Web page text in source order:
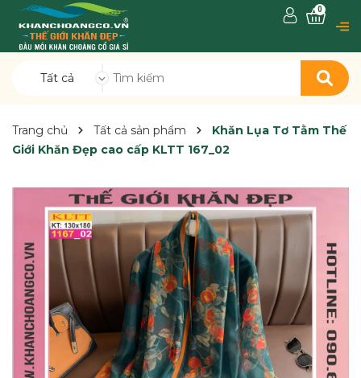
Tất cả
0
Trang chủ Tất cả sản phẩm
Khăn Lụa Tơ Tằm Thế
Giới Khăn Đẹp cao cấp KLTT 167_02